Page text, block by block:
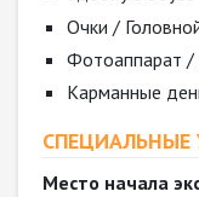
Очки /
Фотоаппарат /
Карманные
СПЕЦИАЛЬНЫЕ
Место начала